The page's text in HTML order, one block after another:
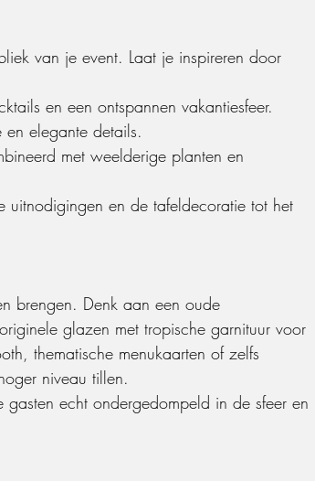
van je event. Laat je inspireren door
en een ontspannen vakantiesfeer.
en elegante details.
met weelderige planten en
uitnodigingen en de tafeldecoratie tot het
brengen. Denk aan een oude
glazen met tropische garnituur voor
thematische menukaarten of zelfs
niveau tillen.
echt ondergedompeld in de sfeer en